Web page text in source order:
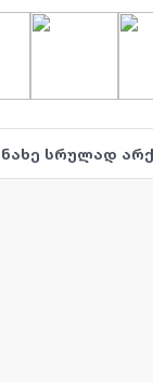
ნახე სრულად